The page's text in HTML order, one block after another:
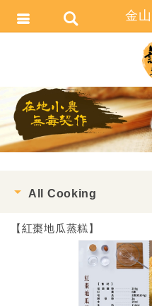
All Cooking
【紅棗地瓜蒸糕】
金
會
會
忘
訂
追
繁